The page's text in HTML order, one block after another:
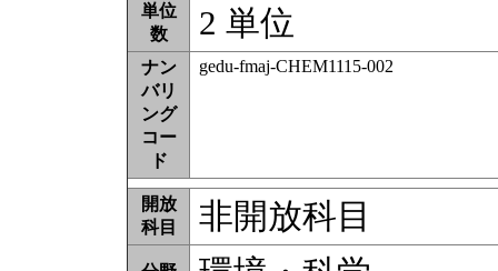
単位
数
2 単位
ナン
バリ
ング
コー
ド
gedu-fmaj-CHEM1115-002
開放
科目
非開放科目